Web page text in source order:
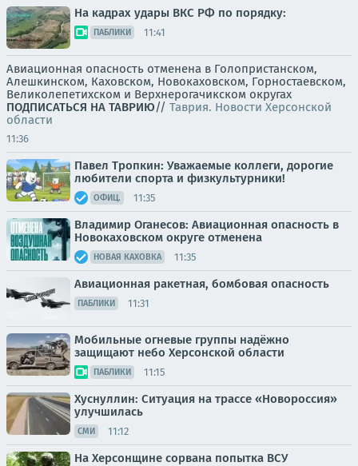
На кадрах удары ВКС РФ по порядку:
ПАБЛИКИ 11:41
Авиационная опасность отменена в Голопристанском,
Алешкинском, Каховском, Новокаховском, Горностаевском,
Великолепетихском и Верхнерогачикском округах
ПОДПИСАТЬСЯ НА ТАВРИЮ// Таврия. Новости Херсонской
области
11:36
Павел Тропкин: Уважаемые коллеги, дорогие
любители спорта и физкультурники!
ОФИЦ. 11:35
Владимир Оганесов: Авиационная опасность в
Новокаховском округе отменена
НОВАЯ КАХОВКА 11:35
Авиационная ракетная, бомбовая опасность
ПАБЛИКИ 11:31
Мобильные огневые группы надёжно
защищают небо Херсонской области
ПАБЛИКИ 11:15
Хуснуллин: Ситуация на трассе «Новороссия»
улучшилась
СМИ 11:12
На Херсонщине сорвана попытка ВСУ